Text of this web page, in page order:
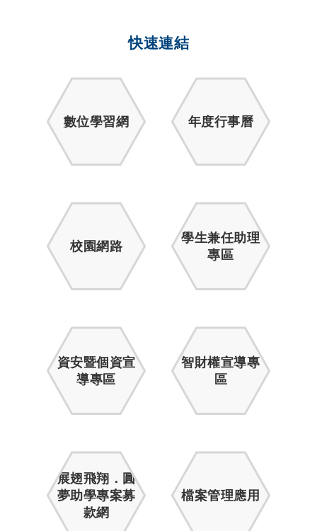
快速連結
數位學習網 年度行事曆
校園網路
學生兼任助理
專區
資安暨個資宣
導專區
智財權宣導專
區
展翅飛翔．圓
夢助學專案募
款網
檔案管理應用